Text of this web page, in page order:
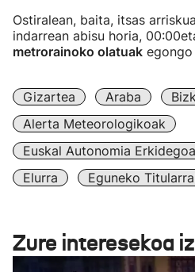
Ostiralean, baita, itsas
indarrean abisu horia,
metrorainoko olatuak
Gizartea Araba
Alerta Meteorologikoak
Euskal Autonomia Erkidegoa
Elurra
Eguneko
Zure interesekoa